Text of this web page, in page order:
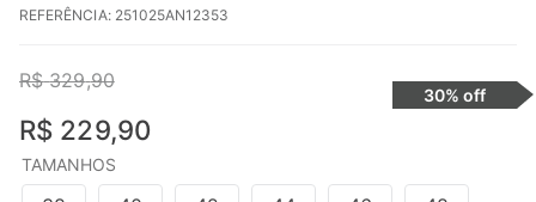
REFERÊNCIA: 251025AN12353
R$ 329,90
R$ 229,90
30% off
TAMANHOS